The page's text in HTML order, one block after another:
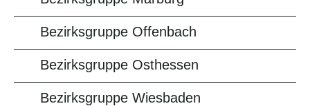
Bezirksgruppe Offenbach
Bezirksgruppe Osthessen
Bezirksgruppe Wiesbaden